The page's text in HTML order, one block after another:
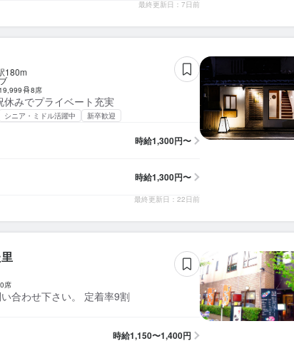
最終更新日：7日前
180m
8席
みでプライベート充実
シニア・ミドル活躍中 新卒歓迎
時給1,300円〜
時給1,300円〜
最終更新日：22日前
席
合わせ下さい。 定着率9割
時給1,150〜1,400円